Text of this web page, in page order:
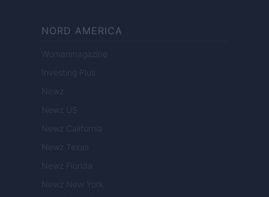
NORD AMERICA
Womanmagazine
Investing Plus
Newz
Newz US
Newz California
Newz Texas
Newz Florida
Newz New York